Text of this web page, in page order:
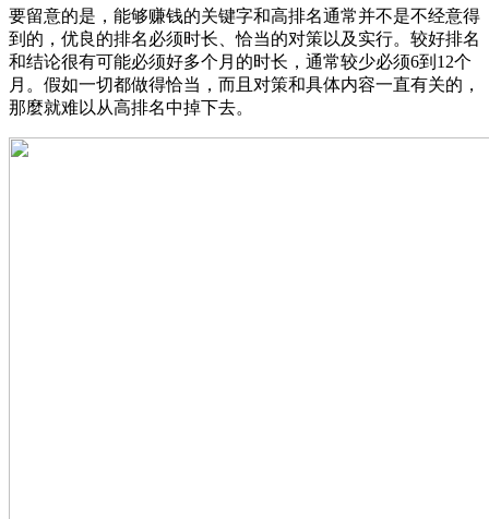
要留意的是，能够赚钱的关键字和高排名通常并不是不经意得
到的，优良的排名必须时长、恰当的对策以及实行。较好排名
和结论很有可能必须好多个月的时长，通常较少必须6到12个
月。假如一切都做得恰当，而且对策和具体内容一直有关的，
那麼就难以从高排名中掉下去。